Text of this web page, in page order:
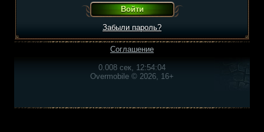
Забыли пароль?
Соглашение
0.008 сек, 12:54:04
Overmobile © 2026, 16+